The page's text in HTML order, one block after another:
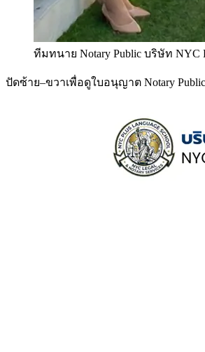
ทีมทนาย Notary Public บริษัท NYC
ปัดซ้าย–ขวาเพื่อดูใบอนุญาต Notary